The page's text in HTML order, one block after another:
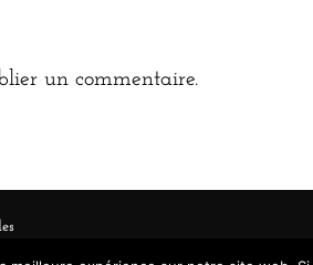
un commentaire.